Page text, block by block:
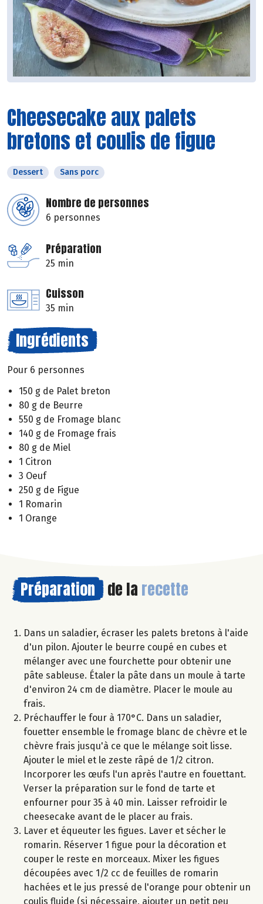
Cheesecake aux palets
bretons et coulis de figue
Dessert Sans porc
Nombre de personnes
6 personnes
Préparation
25 min
Cuisson
35 min
Ingrédients
Pour 6 personnes
150 g de Palet breton
80 g de Beurre
550 g de Fromage blanc
140 g de Fromage frais
80 g de Miel
1 Citron
3 Oeuf
250 g de Figue
1 Romarin
1 Orange
Préparation de la recette
Dans un saladier, écraser les palets bretons à l'aide
d'un pilon. Ajouter le beurre coupé en cubes et
mélanger avec une fourchette pour obtenir une
pâte sableuse. Étaler la pâte dans un moule à tarte
d'environ 24 cm de diamètre. Placer le moule au
frais.
Préchauffer le four à 170°C. Dans un saladier,
fouetter ensemble le fromage blanc de chèvre et le
chèvre frais jusqu'à ce que le mélange soit lisse.
Ajouter le miel et le zeste râpé de 1/2 citron.
Incorporer les œufs l'un après l'autre en fouettant.
Verser la préparation sur le fond de tarte et
enfourner pour 35 à 40 min. Laisser refroidir le
cheesecake avant de le placer au frais.
Laver et équeuter les figues. Laver et sécher le
romarin. Réserver 1 figue pour la décoration et
couper le reste en morceaux. Mixer les figues
découpées avec 1/2 cc de feuilles de romarin
hachées et le jus pressé de l'orange pour obtenir un
coulis fluide (si nécessaire, ajouter un petit peu